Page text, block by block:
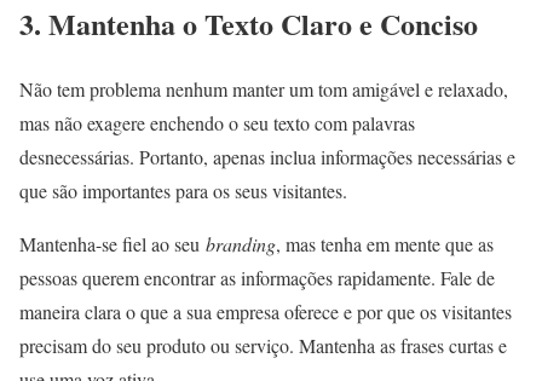
3. Mantenha o Texto Claro e Conciso
Não tem problema nenhum manter um tom amigável e relaxado,
mas não exagere enchendo o seu texto com palavras
desnecessárias. Portanto, apenas inclua informações necessárias e
que são importantes para os seus visitantes.
Mantenha-se fiel ao seu branding, mas tenha em mente que as
pessoas querem encontrar as informações rapidamente. Fale de
maneira clara o que a sua empresa oferece e por que os visitantes
precisam do seu produto ou serviço. Mantenha as frases curtas e